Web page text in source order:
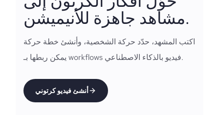
مشاهد جاهزة للأنيميشن.
اكتب المشهد، حدّد حركة الشخصية، وأنشئ خطة حركة
يمكن ربطها بـ workflows فيديو بالذكاء الاصطناعي.
أنشئ فيديو كرتوني